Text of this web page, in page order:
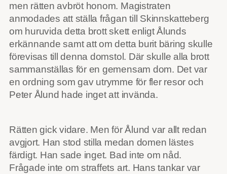
men rätten avbröt honom. Magistraten
anmodades att ställa frågan till Skinnskatteberg
om huruvida detta brott skett enligt Ålunds
erkännande samt att om detta burit bäring skulle
förevisas till denna domstol. Där skulle alla brott
sammanställas för en gemensam dom. Det var
en ordning som gav utrymme för fler resor och
Peter Ålund hade inget att invända.
Rätten gick vidare. Men för Ålund var allt redan
avgjort. Han stod stilla medan domen lästes
färdigt. Han sade inget. Bad inte om nåd.
Frågade inte om straffets art. Hans tankar var